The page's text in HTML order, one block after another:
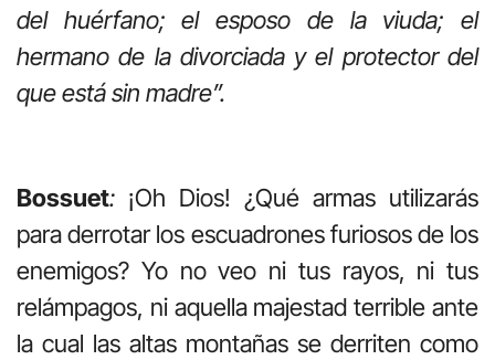
del huérfano; el esposo de la viuda; el
hermano de la divorciada y el protector del
que está sin madre”.
Bossuet: ¡Oh Dios! ¿Qué armas utilizarás
para derrotar los escuadrones furiosos de los
enemigos? Yo no veo ni tus rayos, ni tus
relámpagos, ni aquella majestad terrible ante
la cual las altas montañas se derriten como